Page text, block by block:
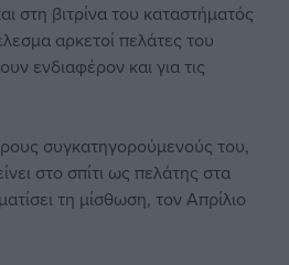
στη βιτρίνα του καταστήματός
αρκετοί πελάτες του
ενδιαφέρον και για τις
συγκατηγορούμενούς του,
στο σπίτι ως πελάτης στα
τη μίσθωση, τον Απρίλιο